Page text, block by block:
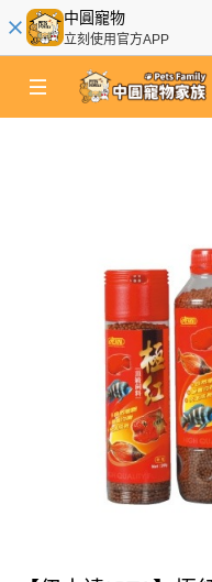
中圓寵物
立刻使用官方APP